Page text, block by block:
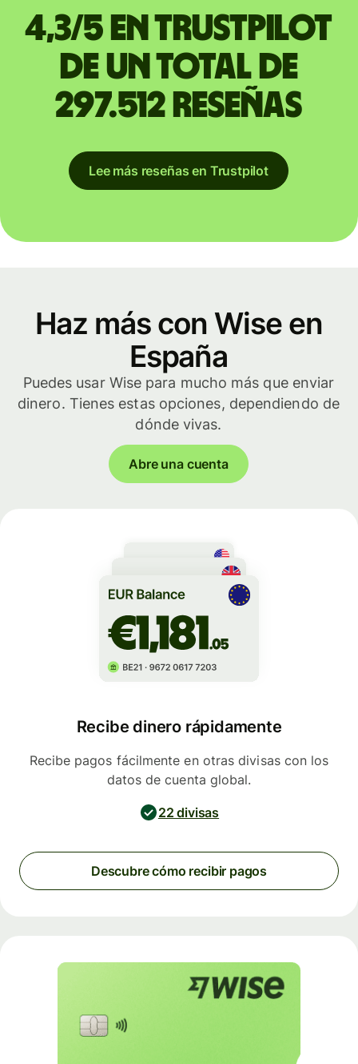
4,3/5 en Trustpilot
de un total de
297.512 reseñas
Lee más reseñas en Trustpilot
Haz más con Wise en
España
Puedes usar Wise para mucho más que enviar
dinero. Tienes estas opciones, dependiendo de
dónde vivas.
Abre una cuenta
Recibe dinero rápidamente
Recibe pagos fácilmente en otras divisas con los
datos de cuenta global.
22 divisas
Descubre cómo recibir pagos